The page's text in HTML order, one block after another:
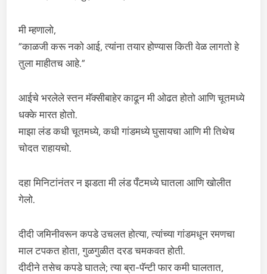
मी म्हणालो,
“काळजी करू नको आई, त्यांना तयार होण्यास किती वेळ लागतो हे
तुला माहीतच आहे.”
आईचे भरलेले स्तन मॅक्सीबाहेर काढून मी ओढत होतो आणि चूतमध्ये
धक्के मारत होतो.
माझा लंड कधी चूतमध्ये, कधी गांडमध्ये घुसायचा आणि मी तिथेच
चोदत राहायचो.
दहा मिनिटांनंतर न झडता मी लंड पँटमध्ये घातला आणि खोलीत
गेलो.
दीदी जमिनीवरून कपडे उचलत होत्या, त्यांच्या गांडमधून रमणचा
माल टपकत होता, गुळगुळीत दरड चमकवत होती.
दीदीने तसेच कपडे घातले; त्या ब्रा-पॅन्टी फार कमी घालतात,